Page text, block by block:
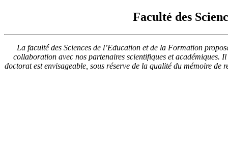
Faculté des
La faculté des Sciences de l’Education et de la Formation
collaboration avec nos partenaires scientifiques et académiques.
doctorat est envisageable, sous réserve de la qualité du mémoire